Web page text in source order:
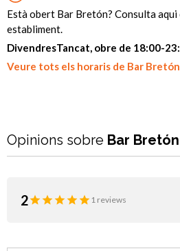
Està obert Bar Bretón? Consulta
establiment.
DivendresTancat, obre de 18:00-
Veure tots els horaris de Bar Bretón
Opinions sobre Bar Bretón
2 1 reviews